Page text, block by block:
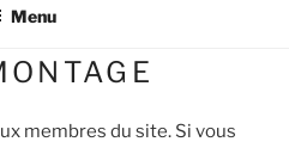
Menu
membres du site. Si vous